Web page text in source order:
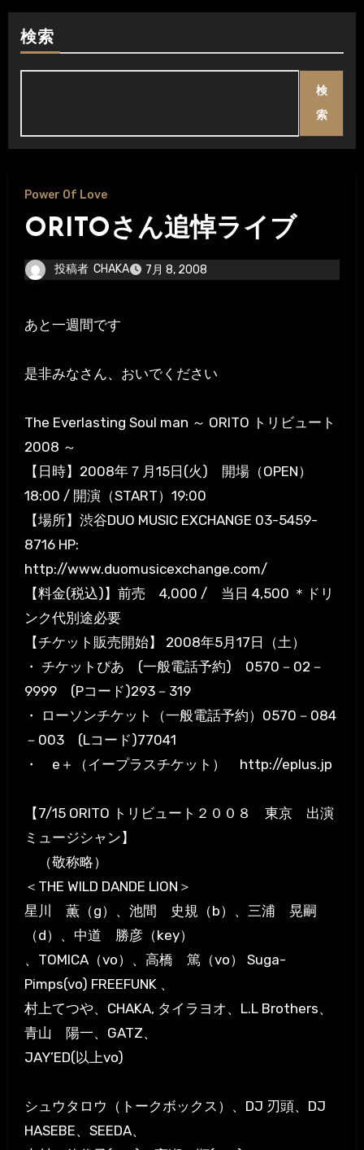
検索
検
索
Power Of Love
ORITOさん追悼ライブ
投稿者 CHAKA 7月 8, 2008
あと一週間です
是非みなさん、おいでください
The Everlasting Soul man ～ ORITO トリビュート
2008 ～
【日時】2008年７月15日(火) 開場（OPEN）
18:00 / 開演（START）19:00
【場所】渋谷DUO MUSIC EXCHANGE 03-5459-
8716 HP:
http://www.duomusicexchange.com/
【料金(税込)】前売 4,000 / 当日 4,500 ＊ドリ
ンク代別途必要
【チケット販売開始】 2008年5月17日（土）
・ チケットぴあ (一般電話予約) 0570－02－
9999 (Pコード)293－319
・ ローソンチケット（一般電話予約）0570－084
－003 (Lコード)77041
・ e＋（イープラスチケット） http://eplus.jp
【7/15 ORITO トリビュート２００８ 東京 出演
ミュージシャン】
（敬称略）
＜THE WILD DANDE LION＞
星川 薫（g）、池間 史規（b）、三浦 晃嗣
（d）、中道 勝彦（key）
、TOMICA（vo）、高橋 篤（vo） Suga-
Pimps(vo) FREEFUNK 、
村上てつや、CHAKA, タイラヨオ、L.L Brothers、
青山 陽一、GATZ、
JAY’ED(以上vo)
シュウタロウ（トークボックス）、DJ 刃頭、DJ
HASEBE、SEEDA、